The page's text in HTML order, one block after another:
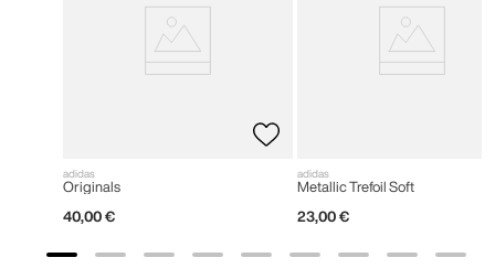
adidas
Originals
40,00 €
adidas
Metallic Trefoil Soft
23,00 €